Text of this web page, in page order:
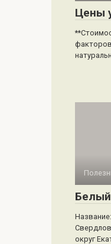
Цены
округ